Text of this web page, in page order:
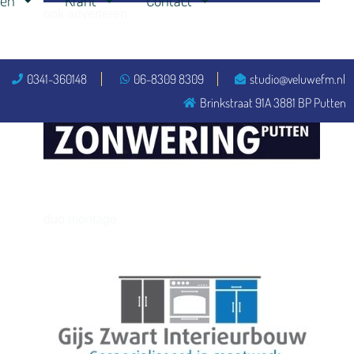
henkvandeberg
0341-360148 06-8309 8309
studio@veluwefm.nl
Brinkstraat 91A 3881 BP Putten